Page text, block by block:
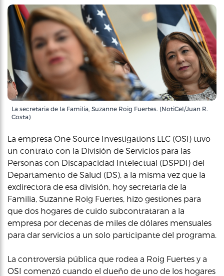
La secretaria de la Familia, Suzanne Roig Fuertes. (NotiCel/Juan R.
Costa)
La empresa One Source Investigations LLC (OSI) tuvo
un contrato con la División de Servicios para las
Personas con Discapacidad Intelectual (DSPDI) del
Departamento de Salud (DS), a la misma vez que la
exdirectora de esa división, hoy secretaria de la
Familia, Suzanne Roig Fuertes, hizo gestiones para
que dos hogares de cuido subcontrataran a la
empresa por decenas de miles de dólares mensuales
para dar servicios a un solo participante del programa.
La controversia pública que rodea a Roig Fuertes y a
OSI comenzó cuando el dueño de uno de los hogares